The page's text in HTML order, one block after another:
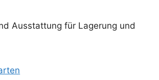
Ausstattung für Lagerung und